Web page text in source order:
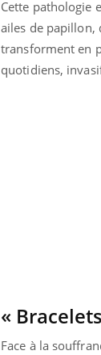
Cette pathologie
ailes de papillon,
transforment en
quotidiens,
«
Face à la